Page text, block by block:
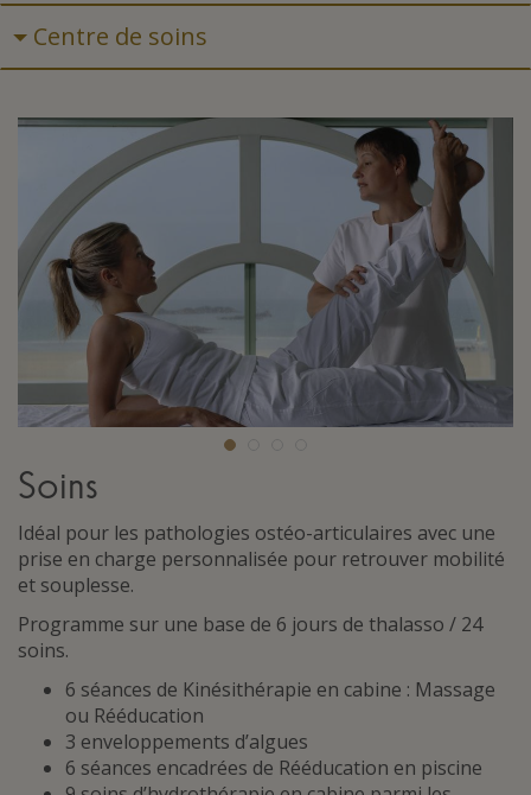
Centre de soins
Soins
Idéal pour les pathologies ostéo-articulaires avec une
prise en charge personnalisée pour retrouver mobilité
et souplesse.
Programme sur une base de 6 jours de thalasso / 24
soins.
6 séances de Kinésithérapie en cabine : Massage
ou Rééducation
3 enveloppements d’algues
6 séances encadrées de Rééducation en piscine